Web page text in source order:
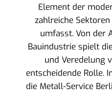
Element der
zahlreiche
umfasst. Von der
Bauindustrie spielt
und Veredelung
entscheidende Rolle.
die Metall-Service